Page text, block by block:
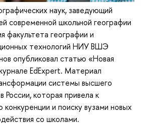
наук, заведующий
современной школьной географии
факультета географии и
технологий НИУ ВШЭ
опубликовал статью «Новая
EdExpert. Материал
системы высшего
России, которая привела к
и поиску вузами новых
со школами.